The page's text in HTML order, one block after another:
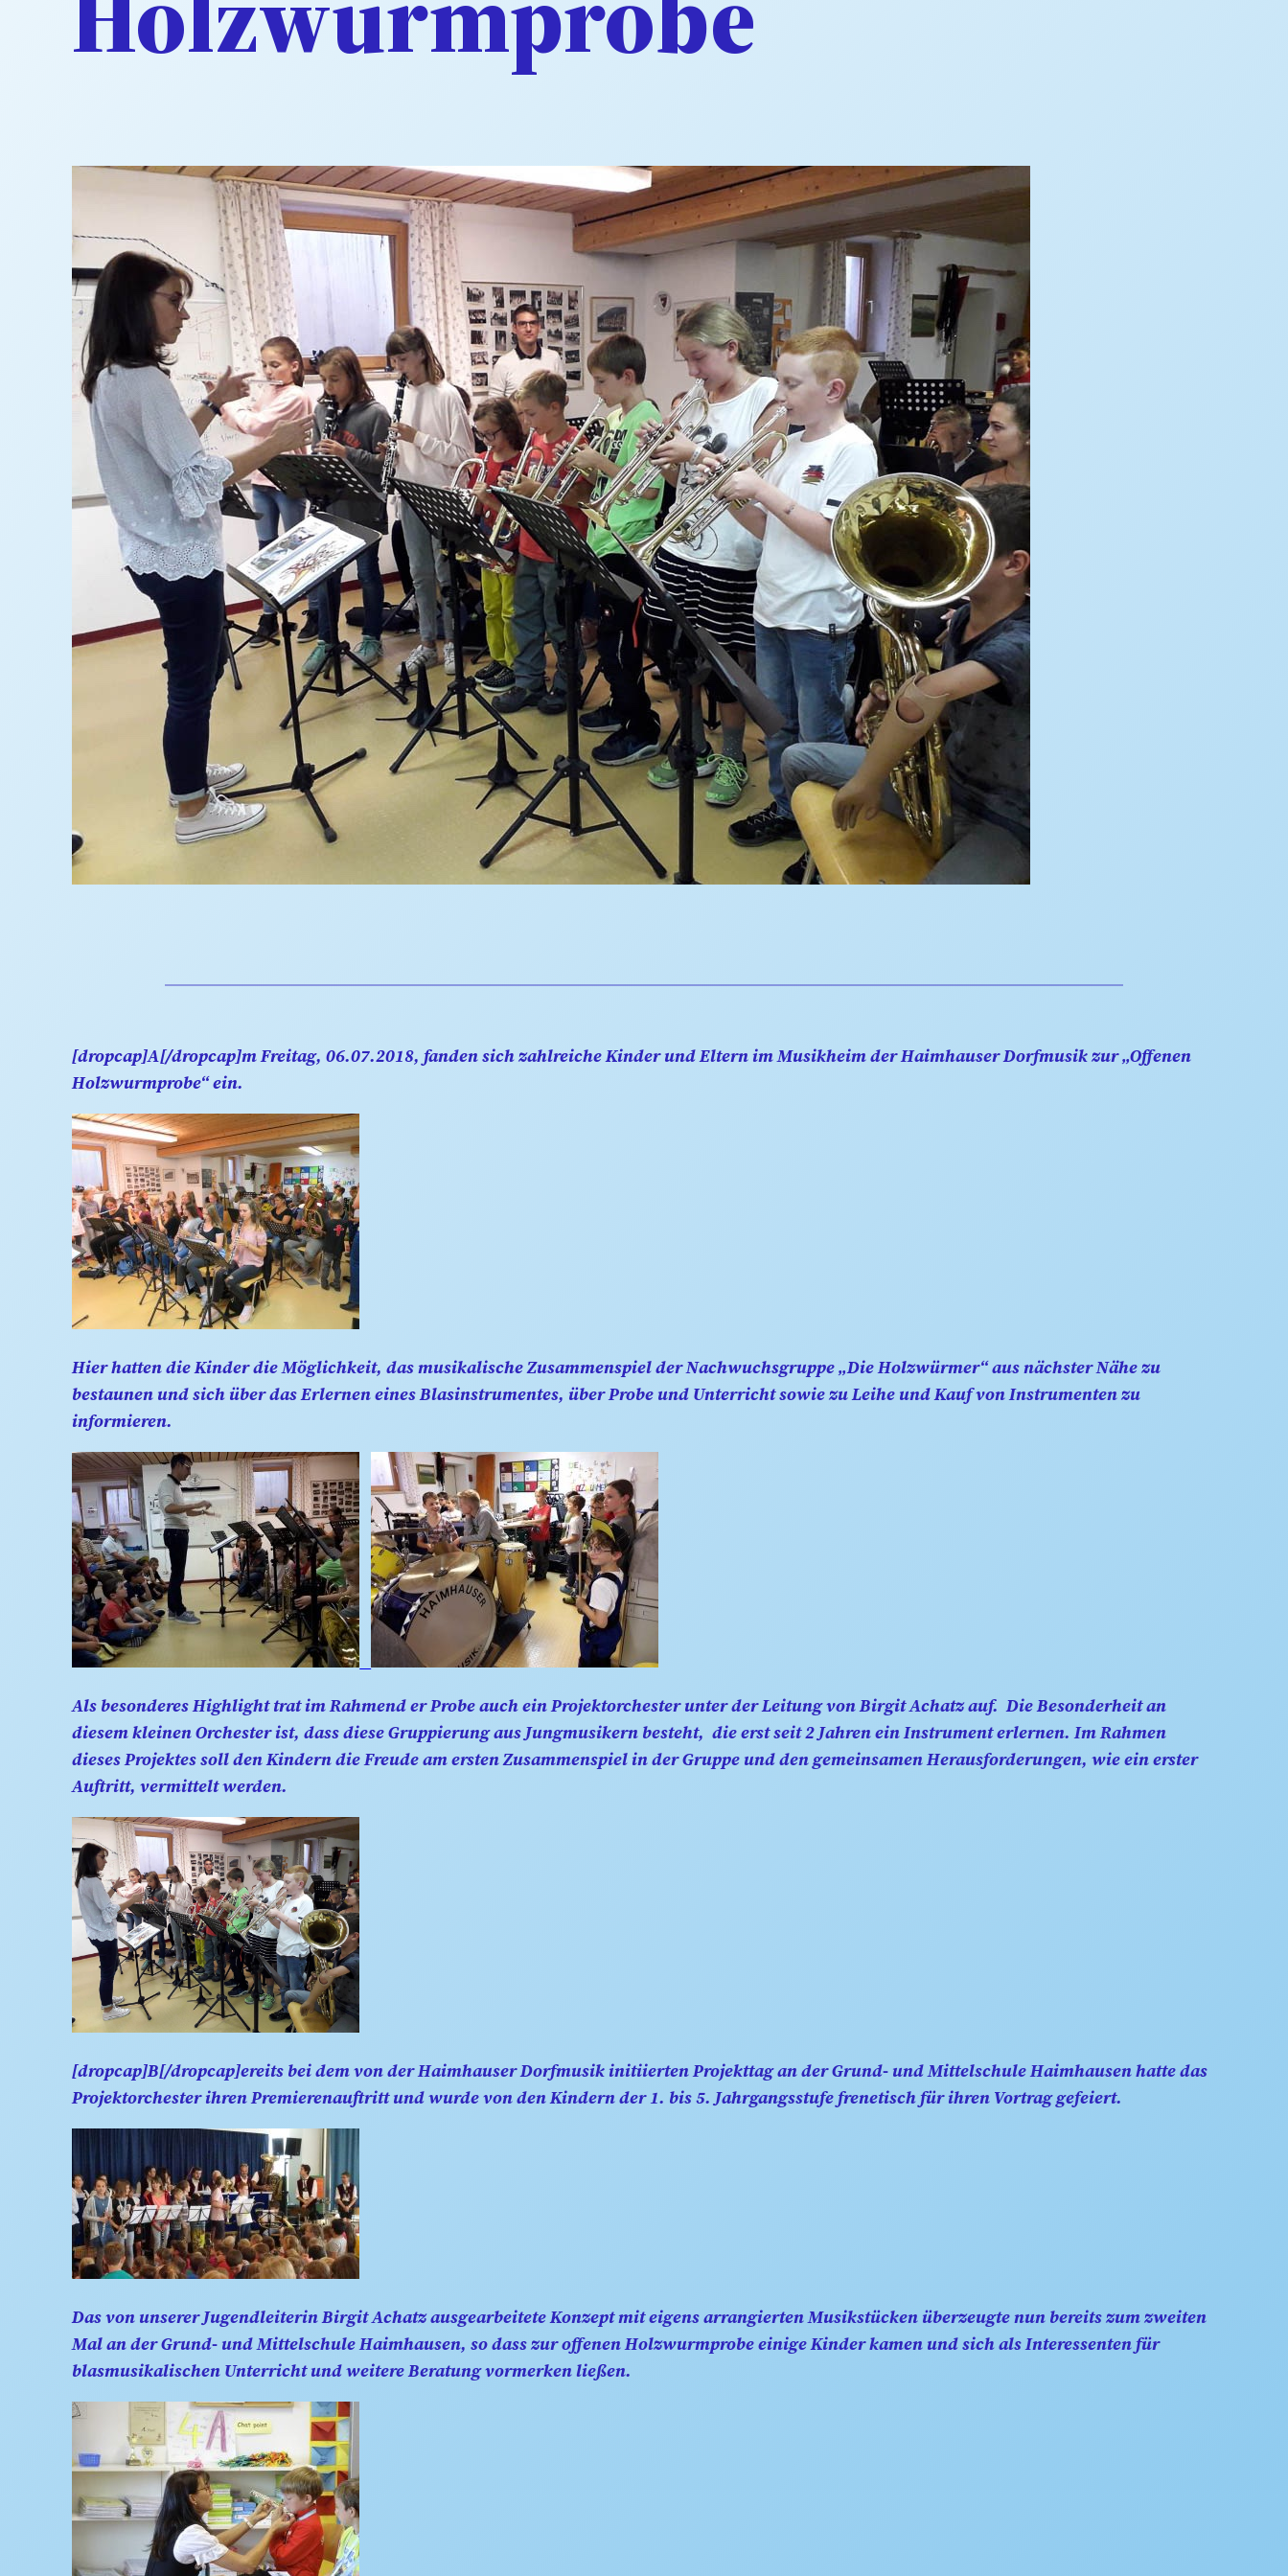
[dropcap]A[/dropcap]m Freitag, 06.07.2018, fanden sich zahlreiche Kinder und Eltern im Musikheim der Haimhauser Dorfmusik zur „Offenen
Holzwurmprobe“ ein.
Hier hatten die Kinder die Möglichkeit, das musikalische Zusammenspiel der Nachwuchsgruppe „Die Holzwürmer“ aus nächster Nähe zu
bestaunen und sich über das Erlernen eines Blasinstrumentes, über Probe und Unterricht sowie zu Leihe und Kauf von Instrumenten zu
informieren.
Als besonderes Highlight trat im Rahmend er Probe auch ein Projektorchester unter der Leitung von Birgit Achatz auf. Die Besonderheit an
diesem kleinen Orchester ist, dass diese Gruppierung aus Jungmusikern besteht, die erst seit 2 Jahren ein Instrument erlernen. Im Rahmen
dieses Projektes soll den Kindern die Freude am ersten Zusammenspiel in der Gruppe und den gemeinsamen Herausforderungen, wie ein erster
Auftritt, vermittelt werden.
[dropcap]B[/dropcap]ereits bei dem von der Haimhauser Dorfmusik initiierten Projekttag an der Grund- und Mittelschule Haimhausen hatte das
Projektorchester ihren Premierenauftritt und wurde von den Kindern der 1. bis 5. Jahrgangsstufe frenetisch für ihren Vortrag gefeiert.
Das von unserer Jugendleiterin Birgit Achatz ausgearbeitete Konzept mit eigens arrangierten Musikstücken überzeugte nun bereits zum zweiten
Mal an der Grund- und Mittelschule Haimhausen, so dass zur offenen Holzwurmprobe einige Kinder kamen und sich als Interessenten für
blasmusikalischen Unterricht und weitere Beratung vormerken ließen.